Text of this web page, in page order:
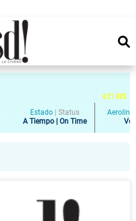
4:21 HRS
Estado
Status
A Tiempo | On Time